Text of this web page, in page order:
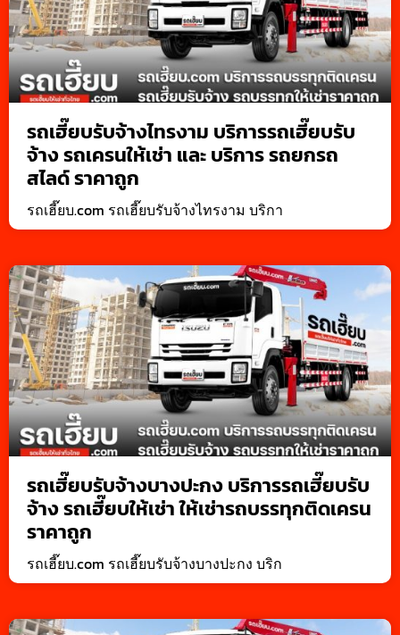
รถเฮี๊ยบรับจ้างไทรงาม บริการรถเฮี๊ยบรับ
จ้าง รถเครนให้เช่า และ บริการ รถยกรถ
สไลด์ ราคาถูก
รถเฮี๊ยบ.com รถเฮี๊ยบรับจ้างไทรงาม บริกา
รถเฮี๊ยบรับจ้างบางปะกง บริการรถเฮี๊ยบรับ
จ้าง รถเฮี๊ยบให้เช่า ให้เช่ารถบรรทุกติดเครน
ราคาถูก
รถเฮี๊ยบ.com รถเฮี๊ยบรับจ้างบางปะกง บริก